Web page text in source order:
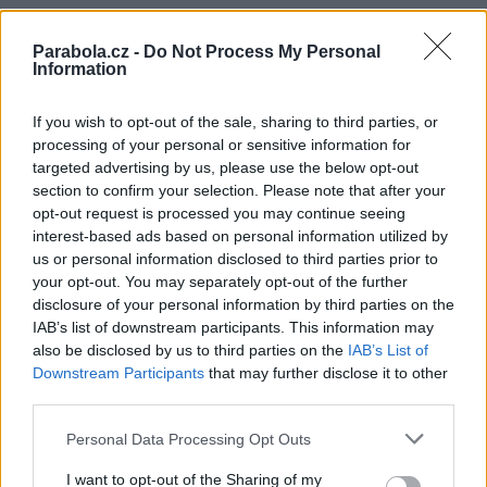
Parabola.cz - Do Not Process My Personal
Information
If you wish to opt-out of the sale, sharing to third parties, or
processing of your personal or sensitive information for
targeted advertising by us, please use the below opt-out
section to confirm your selection. Please note that after your
opt-out request is processed you may continue seeing
interest-based ads based on personal information utilized by
us or personal information disclosed to third parties prior to
your opt-out. You may separately opt-out of the further
disclosure of your personal information by third parties on the
IAB’s list of downstream participants. This information may
also be disclosed by us to third parties on the IAB’s List of
Downstream Participants that may further disclose it to other
Personal Data Processing Opt Outs
I want to opt-out of the Sharing of my
CME Content Academy se mění
Eutelsat a francouzské ministerstvo ozbrojených sil s rámcovou
Reklama
Pracovní nabídky
Zámečník / Mechanik (Praha - východ)
05.08.2026 -Měřící technik - elektro (Okres Prachatice)
05.08.2026 -
Manažer/ka pro mezinárodní spolupráci (Suchdol, Praha)
05.08.2026 -Technik kontroly (Plzeň - sever)
05.08.2026 -Cyber Security Consultant (Nusle, Praha)
... další nabídky zaměstnání
Vybrané články